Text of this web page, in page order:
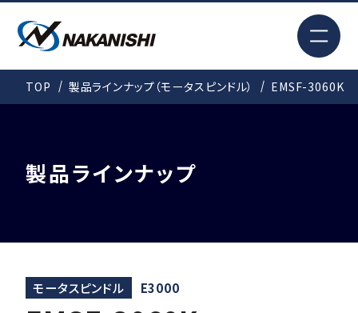
検索 EN
製品情報
TOP 製品ラインナップ（モータスピンドル） EMSF-3060K
製品ラインナップ
モータスピンドル E3000